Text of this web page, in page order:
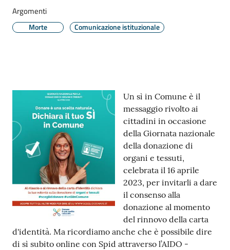
Tutti
gli
argomenti...
su
Argomenti
Morte Comunicazione istituzionale
Contenuto
Un sì in Comune è il
messaggio rivolto ai
cittadini in occasione
della Giornata nazionale
della donazione di
organi e tessuti,
celebrata il 16 aprile
2023, per invitarli a dare
il consenso alla
donazione al momento
del rinnovo della carta
d'identità. Ma ricordiamo anche che è possibile dire
di sì subito online con Spid attraverso l’AIDO -